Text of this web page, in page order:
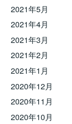
2021年5月
2021年4月
2021年3月
2021年2月
2021年1月
2020年12月
2020年11月
2020年10月